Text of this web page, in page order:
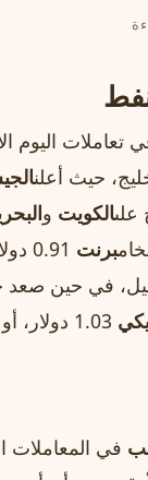
اليوم
حيث أعلن
الكويت و
برنت